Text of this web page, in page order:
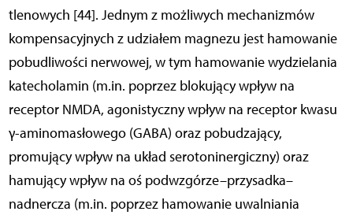
tlenowych [44]. Jednym z możliwych mechanizmów
kompensacyjnych z udziałem magnezu jest hamowanie
pobudliwości nerwowej, w tym hamowanie wydzielania
katecholamin (m.in. poprzez blokujący wpływ na
receptor NMDA, agonistyczny wpływ na receptor kwasu
γ-aminomasłowego (GABA) oraz pobudzający,
promujący wpływ na układ serotoninergiczny) oraz
hamujący wpływ na oś podwzgórze–przysadka–
nadnercza (m.in. poprzez hamowanie uwalniania